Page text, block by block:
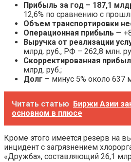
Прибыль за год – 187,1
12,6% по сравнению с
Объем транспортировки
Операционная прибыль —
Выручка от реализации
млрд. руб., РФ – 262,8 млн.
Скорректированная
млрд. руб.;
Долг – минус 5% около 637
Читать статью Биржи Азии
основном в плюсе
Кроме этого имеется резерв на
инцидент с загрязнением
«Дружба», составляющий 26,1